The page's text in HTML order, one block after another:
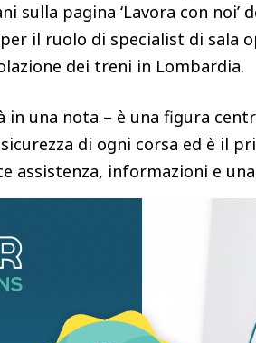
sulla pagina ‘Lavora con noi’
il ruolo di specialist di sala
dei treni in Lombardia.
in una nota – è una figura
di ogni corsa ed è il
assistenza, informazioni e
viaggia e contribuisce in
selezionati per questo
che consentirà loro
del lavoro.
della durata di circa